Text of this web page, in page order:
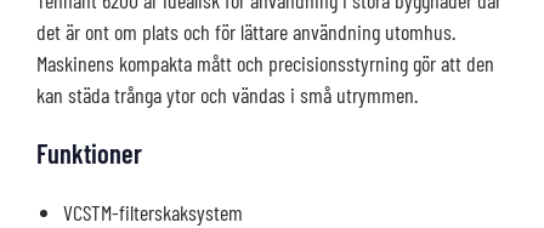
det är ont om plats och för lättare användning utomhus.
Maskinens kompakta mått och precisionsstyrning gör att den
kan städa trånga ytor och vändas i små utrymmen.
Funktioner
VCSTM-filterskaksystem